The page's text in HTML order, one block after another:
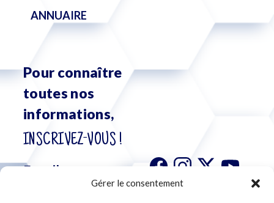
Gérer le consentement
ANNUAIRE
Pour connaître
toutes nos
informations,
INSCRIVEZ-VOUS !